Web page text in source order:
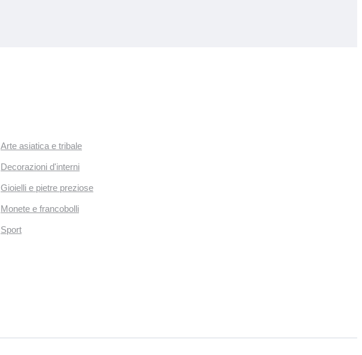
Arte asiatica e tribale
Decorazioni d'interni
Gioielli e pietre preziose
Monete e francobolli
Sport